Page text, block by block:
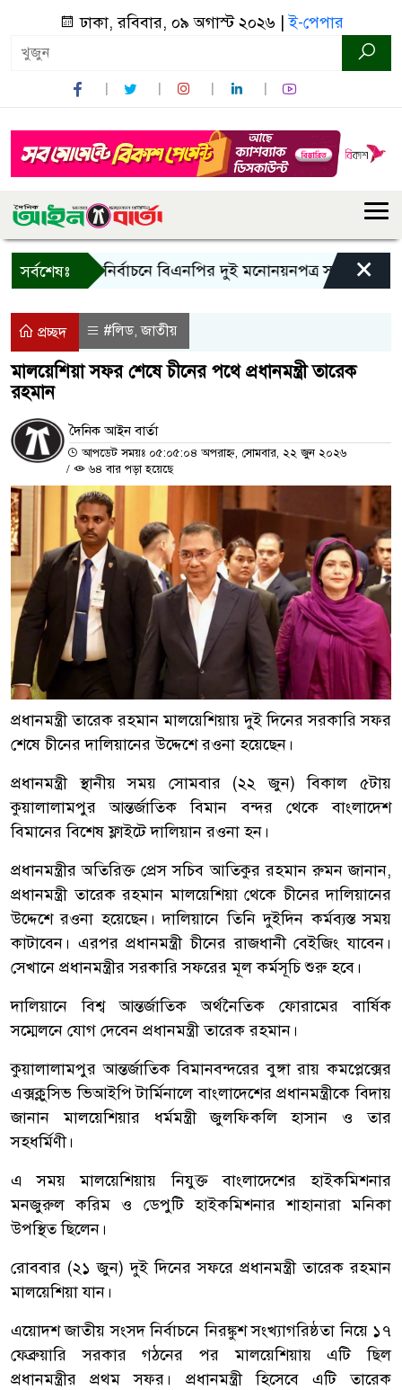
ঢাকা, রবিবার, ০৯ অগাস্ট ২০২৬ |ই-পেপার
সর্বশেষঃ
রাষ্ট্রপতি নির্বাচনে বিএনপির দুই মনোনয়নপত্র সংগ্রহ কাল
×
প্রচ্ছদ #লিড,জাতীয়
মালয়েশিয়া সফর শেষে চীনের পথে প্রধানমন্ত্রী তারেক
রহমান
দৈনিক আইন বার্তা
আপডেট সময়ঃ ০৫:০৫:০৪ অপরাহ্ন, সোমবার, ২২ জুন ২০২৬
/
৬৪ বার পড়া হয়েছে
প্রধানমন্ত্রী তারেক রহমান মালয়েশিয়ায় দুই দিনের সরকারি সফর
শেষে চীনের দালিয়ানের উদ্দেশে রওনা হয়েছেন।
প্রধানমন্ত্রী স্থানীয় সময় সোমবার (২২ জুন) বিকাল ৫টায়
কুয়ালালামপুর আন্তর্জাতিক বিমান বন্দর থেকে বাংলাদেশ
বিমানের বিশেষ ফ্লাইটে দালিয়ান রওনা হন।
প্রধানমন্ত্রীর অতিরিক্ত প্রেস সচিব আতিকুর রহমান রুমন জানান,
প্রধানমন্ত্রী তারেক রহমান মালয়েশিয়া থেকে চীনের দালিয়ানের
উদ্দেশে রওনা হয়েছেন। দালিয়ানে তিনি দুইদিন কর্মব্যস্ত সময়
কাটাবেন। এরপর প্রধানমন্ত্রী চীনের রাজধানী বেইজিং যাবেন।
সেখানে প্রধানমন্ত্রীর সরকারি সফরের মূল কর্মসূচি শুরু হবে।
দালিয়ানে বিশ্ব আন্তর্জাতিক অর্থনৈতিক ফোরামের বার্ষিক
সম্মেলনে যোগ দেবেন প্রধানমন্ত্রী তারেক রহমান।
কুয়ালালামপুর আন্তর্জাতিক বিমানবন্দরের বুঙ্গা রায় কমপ্লেক্সের
এক্সক্লুসিভ ভিআইপি টার্মিনালে বাংলাদেশের প্রধানমন্ত্রীকে বিদায়
জানান মালয়েশিয়ার ধর্মমন্ত্রী জুলফিকলি হাসান ও তার
সহধর্মিণী।
এ সময় মালয়েশিয়ায় নিযুক্ত বাংলাদেশের হাইকমিশনার
মনজুরুল করিম ও ডেপুটি হাইকমিশনার শাহানারা মনিকা
উপস্থিত ছিলেন।
রোববার (২১ জুন) দুই দিনের সফরে প্রধানমন্ত্রী তারেক রহমান
মালয়েশিয়া যান।
এয়োদশ জাতীয় সংসদ নির্বাচনে নিরঙ্কুশ সংখ্যাগরিষ্ঠতা নিয়ে ১৭
ফেব্রুয়ারি সরকার গঠনের পর মালয়েশিয়ায় এটি ছিল
প্রধানমন্ত্রীর প্রথম সফর। প্রধানমন্ত্রী হিসেবে এটি তারেক